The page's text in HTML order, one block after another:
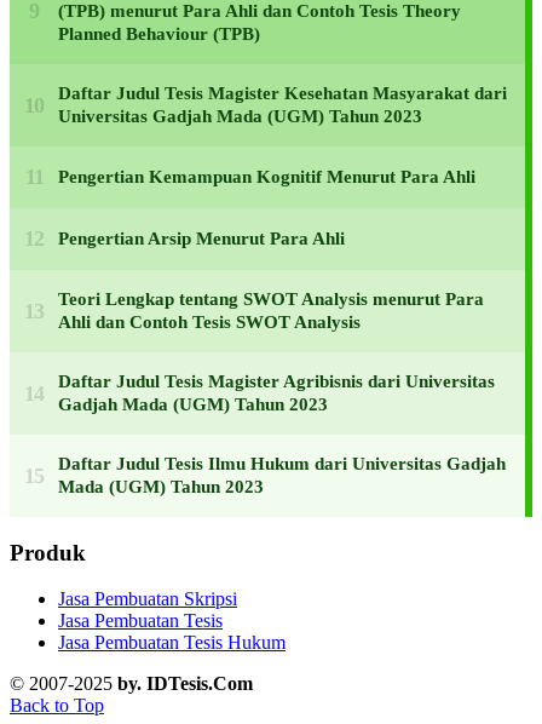
(TPB) menurut Para Ahli dan Contoh Tesis Theory
Planned Behaviour (TPB)
Daftar Judul Tesis Magister Kesehatan Masyarakat dari
Universitas Gadjah Mada (UGM) Tahun 2023
Pengertian Kemampuan Kognitif Menurut Para Ahli
Pengertian Arsip Menurut Para Ahli
Teori Lengkap tentang SWOT Analysis menurut Para
Ahli dan Contoh Tesis SWOT Analysis
Daftar Judul Tesis Magister Agribisnis dari Universitas
Gadjah Mada (UGM) Tahun 2023
Daftar Judul Tesis Ilmu Hukum dari Universitas Gadjah
Mada (UGM) Tahun 2023
Produk
Jasa Pembuatan Skripsi
Jasa Pembuatan Tesis
Jasa Pembuatan Tesis Hukum
© 2007-2025 by. IDTesis.Com
Back to Top